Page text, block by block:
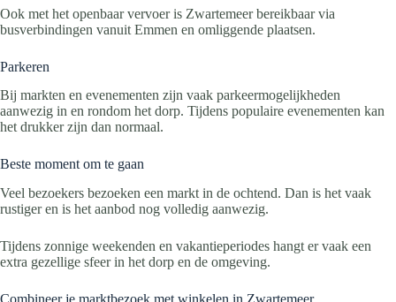
Ook met het openbaar vervoer is Zwartemeer bereikbaar via
busverbindingen vanuit Emmen en omliggende plaatsen.
Parkeren
Bij markten en evenementen zijn vaak parkeermogelijkheden
aanwezig in en rondom het dorp. Tijdens populaire evenementen kan
het drukker zijn dan normaal.
Beste moment om te gaan
Veel bezoekers bezoeken een markt in de ochtend. Dan is het vaak
rustiger en is het aanbod nog volledig aanwezig.
Tijdens zonnige weekenden en vakantieperiodes hangt er vaak een
extra gezellige sfeer in het dorp en de omgeving.